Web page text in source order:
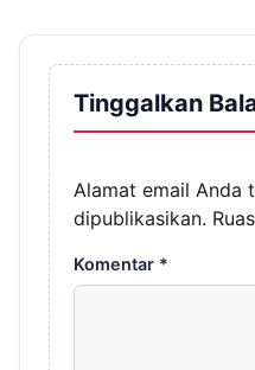
Tinggalkan
Alamat email Anda
dipublikasikan.
Komentar *